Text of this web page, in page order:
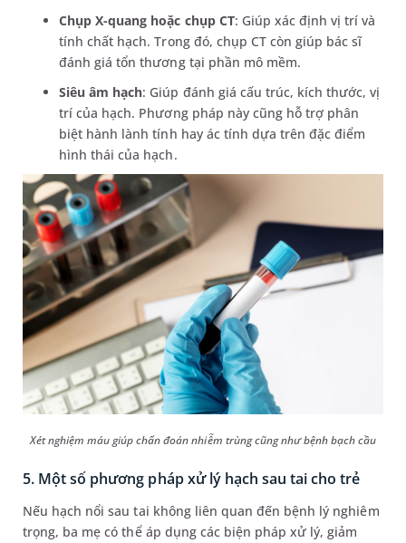
Chụp X-quang hoặc chụp CT: Giúp xác định vị trí và
tính chất hạch. Trong đó, chụp CT còn giúp bác sĩ
đánh giá tổn thương tại phần mô mềm.
Siêu âm hạch: Giúp đánh giá cấu trúc, kích thước, vị
trí của hạch. Phương pháp này cũng hỗ trợ phân
biệt hành lành tính hay ác tính dựa trên đặc điểm
hình thái của hạch.
Xét nghiệm máu giúp chẩn đoán nhiễm trùng cũng như bệnh bạch cầu
5. Một số phương pháp xử lý hạch sau tai cho trẻ
Nếu hạch nổi sau tai không liên quan đến bệnh lý nghiêm
trọng, ba mẹ có thể áp dụng các biện pháp xử lý, giảm